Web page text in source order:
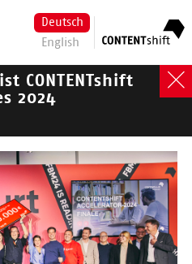
Deutsch
English
CONTENTshift
2024